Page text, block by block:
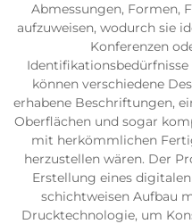
Abmessungen, Formen,
aufzuweisen, wodurch sie
Konferenzen
können verschiedene
erhabene Beschriftungen,
Oberflächen und sogar
mit herkömmlichen
herzustellen wären. Der
Erstellung eines
schichtweisen Aufbau
Drucktechnologie, um